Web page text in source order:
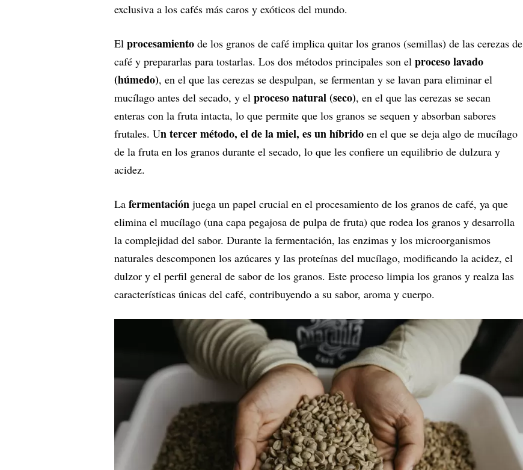
exclusiva a los cafés más caros y exóticos del mundo.
El procesamiento de los granos de café implica quitar los granos (semillas) de las cerezas de
café y prepararlas para tostarlas. Los dos métodos principales son el proceso lavado
(húmedo), en el que las cerezas se despulpan, se fermentan y se lavan para eliminar el
mucílago antes del secado, y el proceso natural (seco), en el que las cerezas se secan
enteras con la fruta intacta, lo que permite que los granos se sequen y absorban sabores
frutales. Un tercer método, el de la miel, es un híbrido en el que se deja algo de mucílago
de la fruta en los granos durante el secado, lo que les confiere un equilibrio de dulzura y
acidez.
La fermentación juega un papel crucial en el procesamiento de los granos de café, ya que
elimina el mucílago (una capa pegajosa de pulpa de fruta) que rodea los granos y desarrolla
la complejidad del sabor. Durante la fermentación, las enzimas y los microorganismos
naturales descomponen los azúcares y las proteínas del mucílago, modificando la acidez, el
dulzor y el perfil general de sabor de los granos. Este proceso limpia los granos y realza las
características únicas del café, contribuyendo a su sabor, aroma y cuerpo.